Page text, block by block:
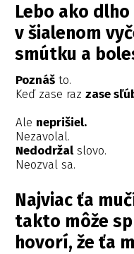
Lebo ako
v šialenom
smútku a
Poznášto.
Keď zase raz zase
Ale neprišiel.
Nezavolal.
Nedodržalslovo.
Neozval sa.
Najviac ťa
takto môže
hovorí, že ťa